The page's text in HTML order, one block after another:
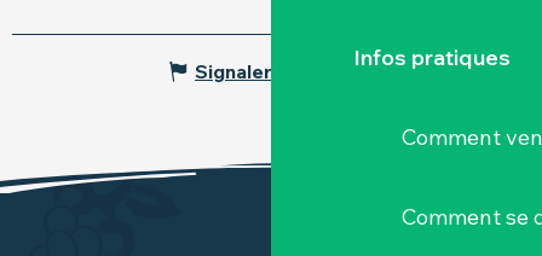
Infos pratiques
Comment
Comment se
Signaler une erreur